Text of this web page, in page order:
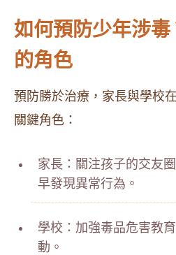
如何預防少年涉
的角色
預防勝於治療，家長與學校
關鍵角色：
家長：關注孩子的交友
早發現異常行為。
學校：加強毒品危害教
動。